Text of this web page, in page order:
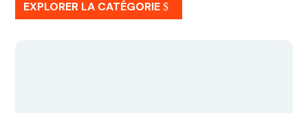
EXPLORER LA CATÉGORIE